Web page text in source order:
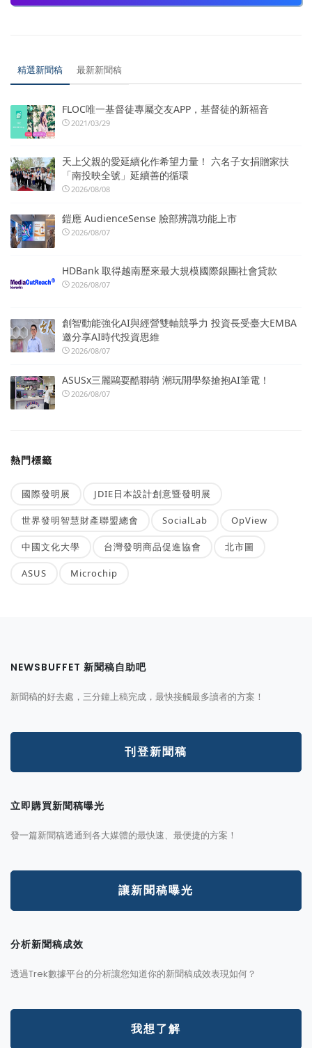
精選新聞稿 最新新聞稿
FLOC唯一基督徒專屬交友APP，基督徒的新福音
2021/03/29
天上父親的愛延續化作希望力量！ 六名子女捐贈家扶
「南投映全號」延續善的循環
2026/08/08
鎧應 AudienceSense 臉部辨識功能上市
2026/08/07
HDBank 取得越南歷來最大規模國際銀團社會貸款
2026/08/07
創智動能強化AI與經營雙軸競爭力 投資長受臺大EMBA
邀分享AI時代投資思維
2026/08/07
ASUSx三麗鷗耍酷聯萌 潮玩開學祭搶抱AI筆電！
2026/08/07
熱門標籤
國際發明展 JDIE日本設計創意暨發明展
世界發明智慧財產聯盟總會 SocialLab OpView
中國文化大學 台灣發明商品促進協會 北市圖
ASUS Microchip
NEWSBUFFET 新聞稿自助吧
新聞稿的好去處，三分鐘上稿完成，最快接觸最多讀者的方案！
刊登新聞稿
立即購買新聞稿曝光
發一篇新聞稿透通到各大媒體的最快速、最便捷的方案！
讓新聞稿曝光
分析新聞稿成效
透過Trek數據平台的分析讓您知道你的新聞稿成效表現如何？
我想了解